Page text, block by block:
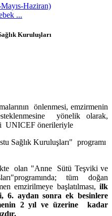
Haziran)
...
Kuruluşları
önlenmesi, emzirmenin
yönelik olarak,
UNICEF önerileriyle
Sağlık Kuruluşları" programı
"Anne Sütü Teşviki ve
tüm doğan
emzirilmeye başlatılması, ilk
6. aydan sonra ek besinlere
2 yıl ve üzerine kadar